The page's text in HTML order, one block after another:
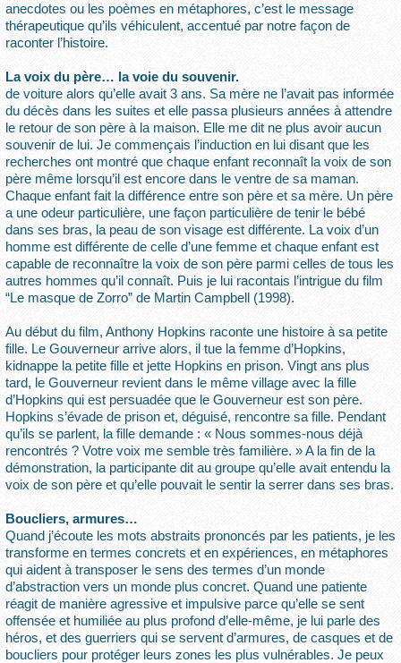
anecdotes ou les poèmes en métaphores, c’est le message
thérapeutique qu’ils véhiculent, accentué par notre façon de
raconter l’histoire.
La voix du père… la voie du souvenir.
de voiture alors qu’elle avait 3 ans. Sa mère ne l’avait pas informée
du décès dans les suites et elle passa plusieurs années à attendre
le retour de son père à la maison. Elle me dit ne plus avoir aucun
souvenir de lui. Je commençais l’induction en lui disant que les
recherches ont montré que chaque enfant reconnaît la voix de son
père même lorsqu’il est encore dans le ventre de sa maman.
Chaque enfant fait la différence entre son père et sa mère. Un père
a une odeur particulière, une façon particulière de tenir le bébé
dans ses bras, la peau de son visage est différente. La voix d’un
homme est différente de celle d’une femme et chaque enfant est
capable de reconnaître la voix de son père parmi celles de tous les
autres hommes qu’il connaît. Puis je lui racontais l’intrigue du film
“Le masque de Zorro” de Martin Campbell (1998).
Au début du film, Anthony Hopkins raconte une histoire à sa petite
fille. Le Gouverneur arrive alors, il tue la femme d’Hopkins,
kidnappe la petite fille et jette Hopkins en prison. Vingt ans plus
tard, le Gouverneur revient dans le même village avec la fille
d’Hopkins qui est persuadée que le Gouverneur est son père.
Hopkins s’évade de prison et, déguisé, rencontre sa fille. Pendant
qu’ils se parlent, la fille demande : « Nous sommes-nous déjà
rencontrés ? Votre voix me semble très familière. » A la fin de la
démonstration, la participante dit au groupe qu’elle avait entendu la
voix de son père et qu’elle pouvait le sentir la serrer dans ses bras.
Boucliers, armures…
Quand j’écoute les mots abstraits prononcés par les patients, je les
transforme en termes concrets et en expériences, en métaphores
qui aident à transposer le sens des termes d’un monde
d’abstraction vers un monde plus concret. Quand une patiente
réagit de manière agressive et impulsive parce qu’elle se sent
offensée et humiliée au plus profond d’elle-même, je lui parle des
héros, et des guerriers qui se servent d’armures, de casques et de
boucliers pour protéger leurs zones les plus vulnérables. Je peux